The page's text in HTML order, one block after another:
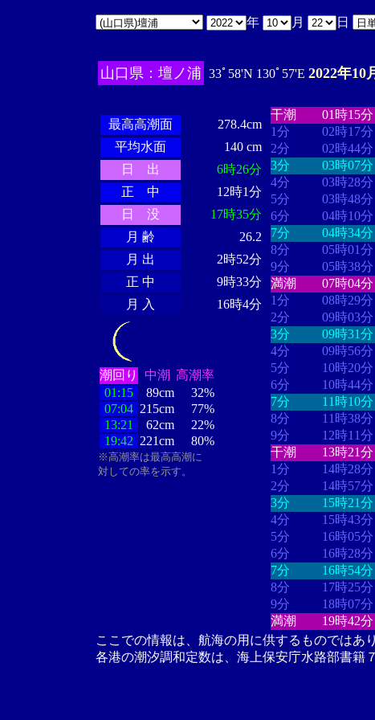
年 月 日
山口県：壇ノ浦 33ﾟ58'N 130ﾟ57'E 2022年10
最高高潮面
278.4cm
平均水面
140 cm
日 出
6時26分
正 中
12時1分
日 没
17時35分
月 齢
26.2
月 出
2時52分
正 中
9時33分
月 入
16時4分
潮回り 中潮 高潮率
01:15
89cm
32%
07:04 215cm
77%
13:21
62cm
22%
19:42 221cm 80%
※高潮率は最高高潮に
対しての率を示す。
干潮
01時15分
1分
02時17分
2分
02時44分
3分
03時07分
4分
03時28分
5分
03時48分
6分
04時10分
7分
04時34分
8分
05時01分
9分
05時38分
満潮
07時04分
1分
08時29分
2分
09時03分
3分
09時31分
4分
09時56分
5分
10時20分
6分
10時44分
7分
11時10分
8分
11時38分
9分
12時11分
干潮
13時21分
1分
14時28分
2分
14時57分
3分
15時21分
4分
15時43分
5分
16時05分
6分
16時28分
7分
16時54分
8分
17時25分
9分
18時07分
満潮
19時42分
ここでの情報は、航海の用に供するものではあ
各港の潮汐調和定数は、海上保安庁水路部書籍